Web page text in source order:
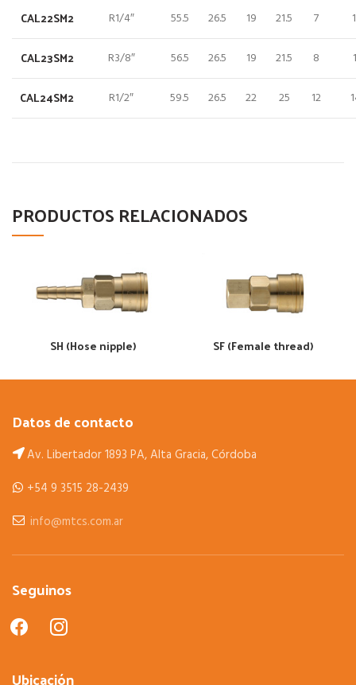
CAL22SM2
R1/4″ 55.5 26.5 19 21.5 7
CAL23SM2 R3/8″ 56.5 26.5 19 21.5 8
CAL24SM2 R1/2″ 59.5 26.5 22 25 12
PRODUCTOS RELACIONADOS
SH (Hose nipple) SF (Female thread)
Datos de contacto
Av. Libertador 1893 PA, Alta Gracia, Córdoba
+54 9 3515 28-2439
info@mtcs.com.ar
Seguinos
facebookinstagram
Ubicación